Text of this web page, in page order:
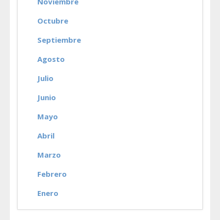
Octubre
Septiembre
Agosto
Julio
Junio
Mayo
Abril
Marzo
Febrero
Enero